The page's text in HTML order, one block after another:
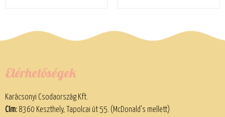
Elérhetőségek
Karácsonyi Csodaország Kft.
Cím:8360 Keszthely, Tapolcai út 55. (McDonald’s mellett)